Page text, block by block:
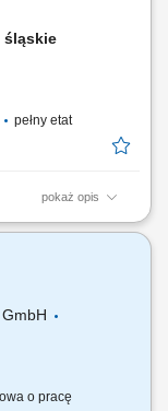
śląskie
pełny etat
pokaż opis
trwania: 8 godzin
o pracę